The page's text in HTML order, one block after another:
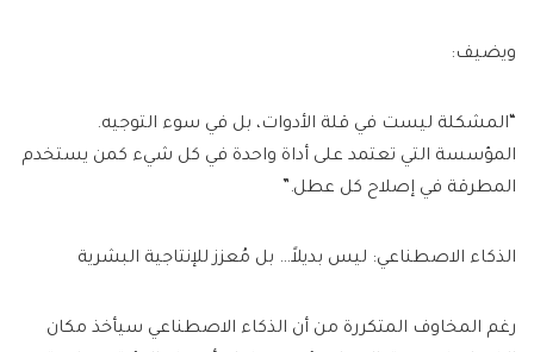
ويضيف:
“المشكلة ليست في قلة الأدوات، بل في سوء التوجيه.
المؤسسة التي تعتمد على أداة واحدة في كل شيء كمن يستخدم
المطرقة في إصلاح كل عطل.”
الذكاء الاصطناعي: ليس بديلاً… بل مُعزز للإنتاجية البشرية
رغم المخاوف المتكررة من أن الذكاء الاصطناعي سيأخذ مكان